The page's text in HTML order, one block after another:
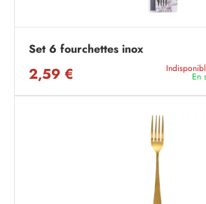
Set 6 fourchettes inox
2,59 € En